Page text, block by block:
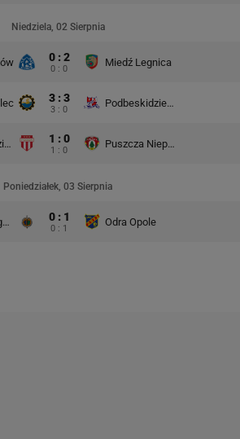
Niedziela, 02 Sierpnia
0 : 2
0 : 0
Miedź Legnica
3 : 3
3 : 0
Podbeskidzie Bielsko-Biała
Pogoń Grodzisk Mazowiecki 1 : 0
1 : 0
Puszcza Niepołomice
Poniedziałek, 03 Sierpnia
Chrobry Głogów 0 : 1
0 : 1
Odra Opole